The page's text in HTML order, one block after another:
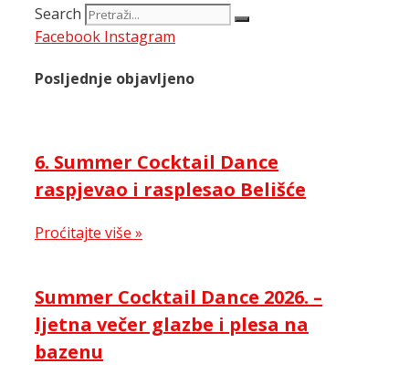
Search
Facebook Instagram
Posljednje objavljeno
6. Summer Cocktail Dance
raspjevao i rasplesao Belišće
Proćitajte više »
Summer Cocktail Dance 2026. –
ljetna večer glazbe i plesa na
bazenu